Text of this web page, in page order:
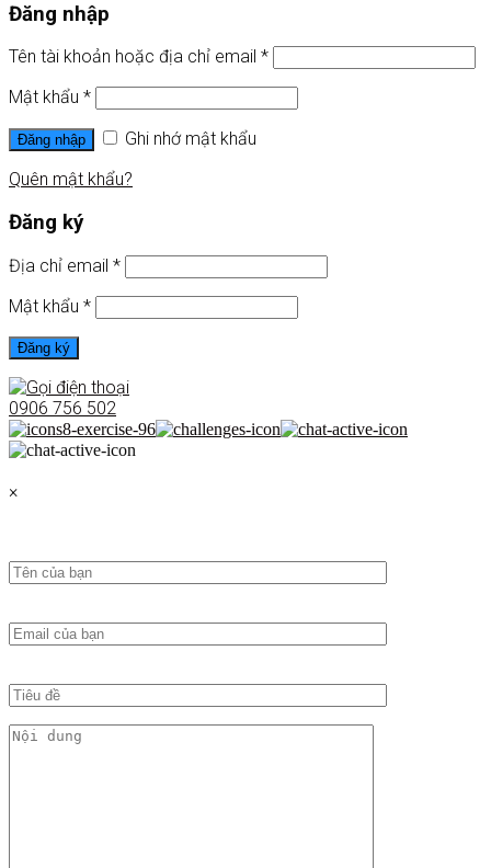
Đăng nhập
Tên tài khoản hoặc địa chỉ email *
Mật khẩu *
Đăng nhập
Ghi nhớ mật khẩu
Quên mật khẩu?
Đăng ký
Địa chỉ email *
Mật khẩu *
Đăng ký
0906 756 502
×